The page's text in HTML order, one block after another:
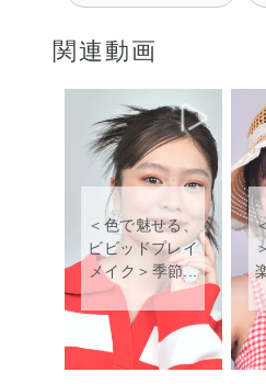
関連動画
＜色で魅せる、
ビビッドプレイ
メイク＞季節...